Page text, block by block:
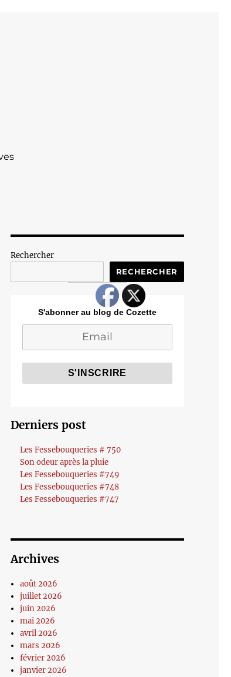
Rechercher
RECHERCHER
S'abonner au blog de Cozette
Derniers post
Les Fessebouqueries # 750
Son odeur après la pluie
Les Fessebouqueries #749
Les Fessebouqueries #748
Les Fessebouqueries #747
Archives
août 2026
juillet 2026
juin 2026
mai 2026
avril 2026
mars 2026
février 2026
janvier 2026